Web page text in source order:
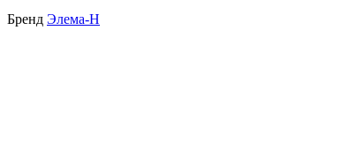
Бренд Элема-Н